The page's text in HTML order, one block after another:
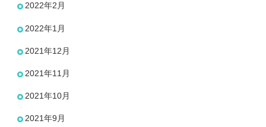
2022年2月
2022年1月
2021年12月
2021年11月
2021年10月
2021年9月